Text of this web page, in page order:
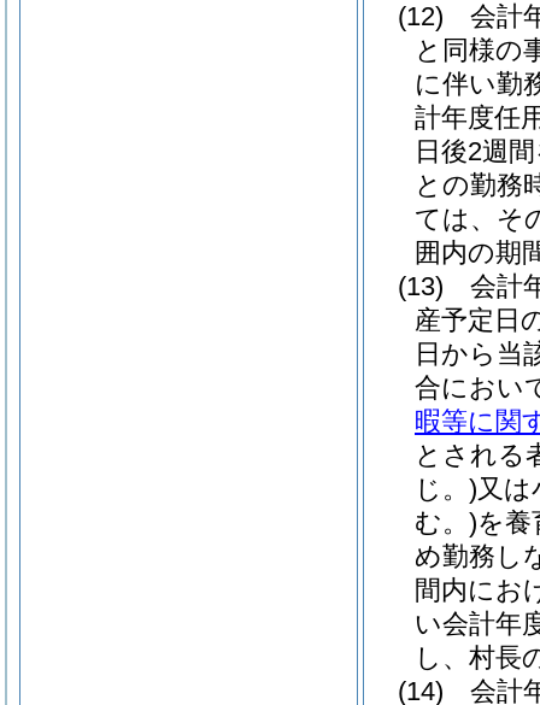
(12)
会計
と同様の
に伴い勤
計年度任
日後2週
との勤務
ては、そ
囲内の期
(13)
会計
産予定日
日から当
合におい
暇等に関
とされる
じ。)又
む。)を養
め勤務し
間内にお
い会計年
し、村長
(14)
会計